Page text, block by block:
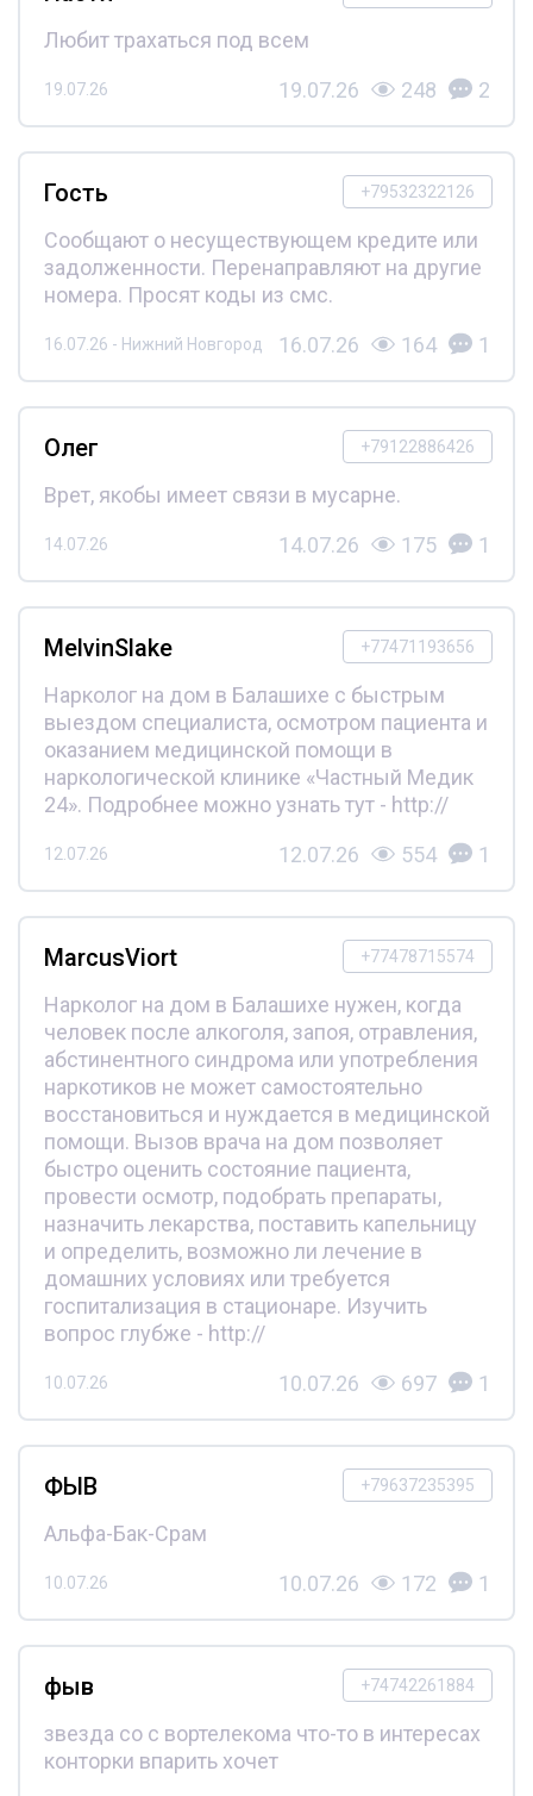
Любит трахаться под всем
19.07.26 19.07.26 248 2
+79532322126
Гость
Сообщают о несуществующем кредите или
задолженности. Перенаправляют на другие
номера. Просят коды из смс.
16.07.26 - Нижний Новгород 16.07.26 164 1
+79122886426
Олег
Врет, якобы имеет связи в мусарне.
14.07.26 14.07.26 175 1
+77471193656
MelvinSlake
Нарколог на дом в Балашихе с быстрым
выездом специалиста, осмотром пациента и
оказанием медицинской помощи в
наркологической клинике «Частный Медик
24». Подробнее можно узнать тут - http://
12.07.26 12.07.26 554 1
+77478715574
MarcusViort
Нарколог на дом в Балашихе нужен, когда
человек после алкоголя, запоя, отравления,
абстинентного синдрома или употребления
наркотиков не может самостоятельно
восстановиться и нуждается в медицинской
помощи. Вызов врача на дом позволяет
быстро оценить состояние пациента,
провести осмотр, подобрать препараты,
назначить лекарства, поставить капельницу
и определить, возможно ли лечение в
домашних условиях или требуется
госпитализация в стационаре. Изучить
вопрос глубже - http://
10.07.26 10.07.26 697 1
+79637235395
ФЫВ
Альфа-Бак-Срам
10.07.26 10.07.26 172 1
+74742261884
фыв
звезда со с вортелекома что-то в интересах
конторки впарить хочет